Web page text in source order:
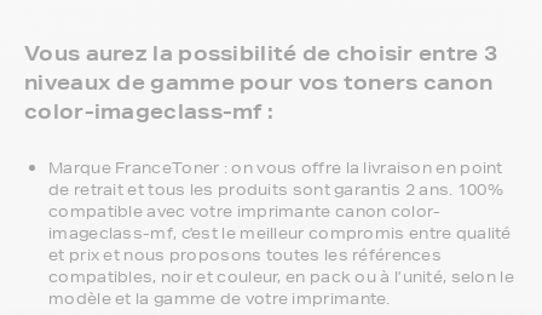
Vous aurez la possibilité de choisir entre 3
niveaux de gamme pour vos toners canon
color-imageclass-mf :
Marque FranceToner : on vous offre la livraison en point
de retrait et tous les produits sont garantis 2 ans. 100%
compatible avec votre imprimante canon color-
imageclass-mf, c'est le meilleur compromis entre qualité
et prix et nous proposons toutes les références
compatibles, noir et couleur, en pack ou à l’unité, selon le
modèle et la gamme de votre imprimante.